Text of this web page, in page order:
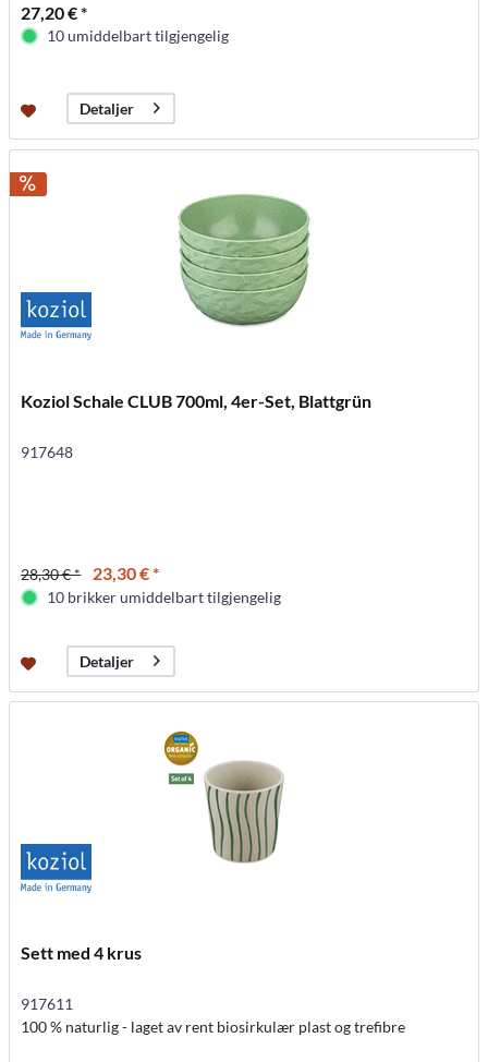
27,20 € *
10 umiddelbart tilgjengelig
Detaljer
Koziol Schale CLUB 700ml, 4er-Set, Blattgrün
917648
28,30 € * 23,30 € *
10 brikker umiddelbart tilgjengelig
Detaljer
Sett med 4 krus
917611
100 % naturlig - laget av rent biosirkulær plast og trefibre